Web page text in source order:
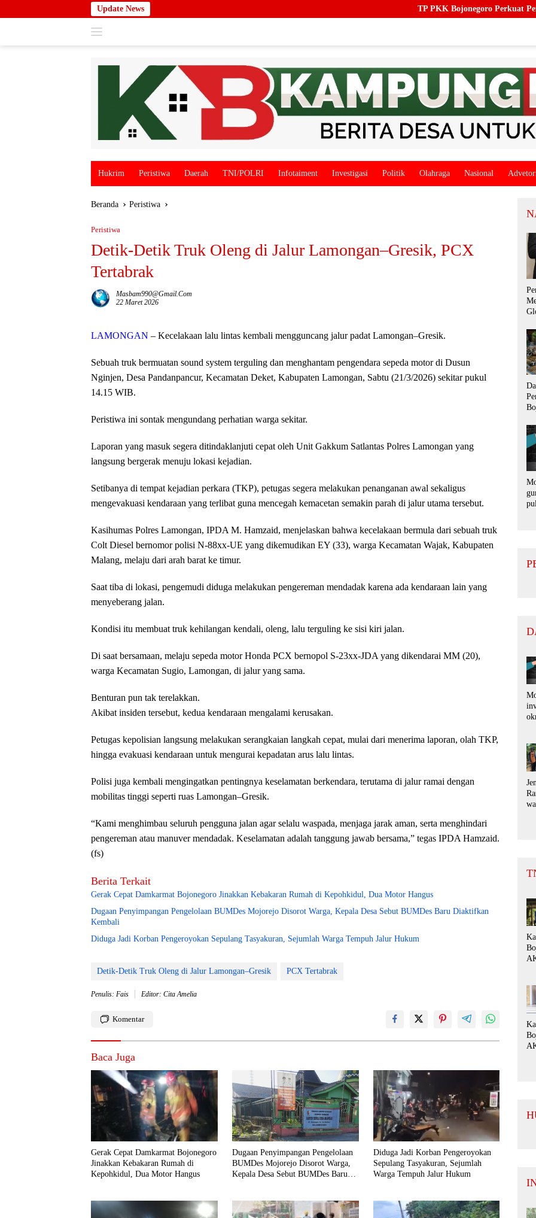
ke
Update News TP PKK Bojonegoro Perkuat Pendampingan
Hukrim Peristiwa Daerah TNI/POLRI Infotaiment Investigasi Politik Olahraga Nasional
Beranda Peristiwa
Peristiwa
Detik-Detik Truk Oleng di Jalur Lamongan–Gresik, PCX
Tertabrak
Masbam990@gmail.com
22 Maret 2026
LAMONGAN – Kecelakaan lalu lintas kembali mengguncang jalur padat Lamongan–Gresik.
Sebuah truk bermuatan sound system terguling dan menghantam pengendara sepeda motor di Dusun
Nginjen, Desa Pandanpancur, Kecamatan Deket, Kabupaten Lamongan, Sabtu (21/3/2026) sekitar pukul
14.15 WIB.
Peristiwa ini sontak mengundang perhatian warga sekitar.
Laporan yang masuk segera ditindaklanjuti cepat oleh Unit Gakkum Satlantas Polres Lamongan yang
langsung bergerak menuju lokasi kejadian.
Setibanya di tempat kejadian perkara (TKP), petugas segera melakukan penanganan awal sekaligus
mengevakuasi kendaraan yang terlibat guna mencegah kemacetan semakin parah di jalur utama tersebut.
Kasihumas Polres Lamongan, IPDA M. Hamzaid, menjelaskan bahwa kecelakaan bermula dari sebuah truk
Colt Diesel bernomor polisi N-88xx-UE yang dikemudikan EY (33), warga Kecamatan Wajak, Kabupaten
Malang, melaju dari arah barat ke timur.
Saat tiba di lokasi, pengemudi diduga melakukan pengereman mendadak karena ada kendaraan lain yang
menyeberang jalan.
Kondisi itu membuat truk kehilangan kendali, oleng, lalu terguling ke sisi kiri jalan.
Di saat bersamaan, melaju sepeda motor Honda PCX bernopol S-23xx-JDA yang dikendarai MM (20),
warga Kecamatan Sugio, Lamongan, di jalur yang sama.
Benturan pun tak terelakkan.
Akibat insiden tersebut, kedua kendaraan mengalami kerusakan.
Petugas kepolisian langsung melakukan serangkaian langkah cepat, mulai dari menerima laporan, olah TKP,
hingga evakuasi kendaraan untuk mengurai kepadatan arus lalu lintas.
Polisi juga kembali mengingatkan pentingnya keselamatan berkendara, terutama di jalur ramai dengan
mobilitas tinggi seperti ruas Lamongan–Gresik.
“Kami menghimbau seluruh pengguna jalan agar selalu waspada, menjaga jarak aman, serta menghindari
pengereman atau manuver mendadak. Keselamatan adalah tanggung jawab bersama,” tegas IPDA Hamzaid.
(fs)
Berita Terkait
Gerak Cepat Damkarmat Bojonegoro Jinakkan Kebakaran Rumah di Kepohkidul, Dua Motor Hangus
Dugaan Penyimpangan Pengelolaan BUMDes Mojorejo Disorot Warga, Kepala Desa Sebut BUMDes Baru Diaktifkan
Kembali
Diduga Jadi Korban Pengeroyokan Sepulang Tasyakuran, Sejumlah Warga Tempuh Jalur Hukum
Detik-Detik Truk Oleng di Jalur Lamongan–Gresik PCX Tertabrak
Penulis: Fais Editor: Cita Amelia
Komentar
Baca Juga
Gerak Cepat Damkarmat Bojonegoro
Jinakkan Kebakaran Rumah di
Kepohkidul, Dua Motor Hangus
Dugaan Penyimpangan Pengelolaan
BUMDes Mojorejo Disorot Warga,
Kepala Desa Sebut BUMDes Baru
Diduga Jadi Korban Pengeroyokan
Sepulang Tasyakuran, Sejumlah
Warga Tempuh Jalur Hukum